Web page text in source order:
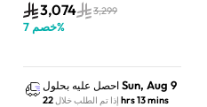
عدسة باور زوم 16–50mm
| أسود
3,074 3,299
خصم 7 %
احصل عليه بحلول Sun, Aug 9
إذا تم الطلب خلال 22 hrs 13 mins